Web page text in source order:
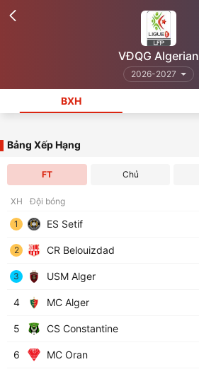
VĐQG Algerian
2026-2027
BXH
Bảng Xếp Hạng
FT Chủ
XH Đội bóng
1 ES Setif
2 CR Belouizdad
3 USM Alger
4 MC Alger
5 CS Constantine
6 MC Oran